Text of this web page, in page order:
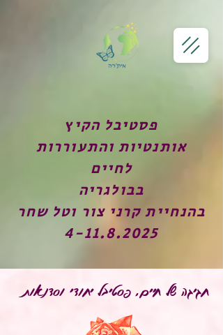
פסטיבל הקיץ
אותנטיות והתעוררות
לחיים
בבולגריה
בהנחיית קרני צור וטל שחר
4-11.8.2025
חגיגה של חיים, פסטיבל יחודי וסדנאות